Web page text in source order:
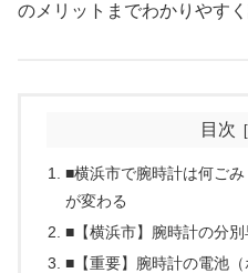
のメリットまでわかりやすく
目次
■横浜市で腕時計は何ご
が変わる
■【横浜市】腕時計の分別
■【重要】腕時計の電池